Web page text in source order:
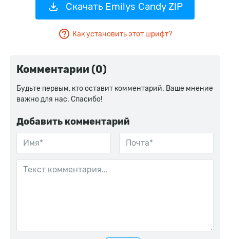
Скачать Emilys Candy ZIP
Как установить этот шрифт?
Комментарии (0)
Будьте первым, кто оставит комментарий. Ваше мнение
важно для нас. Спасибо!
Добавить комментарий